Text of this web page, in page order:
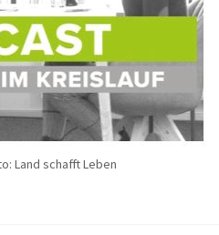
Land schafft Leben